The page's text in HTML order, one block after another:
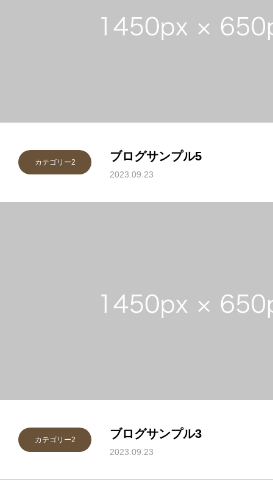
カテゴリー2 ブログサンプル5
2023.09.23
カテゴリー2 ブログサンプル3
2023.09.23